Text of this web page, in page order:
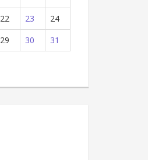
22 23
24
29 30 31